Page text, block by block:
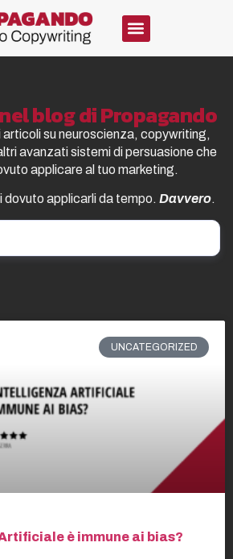
blog di Propagando
articoli su neuroscienza, copywriting,
avanzati sistemi di persuasione che
applicare al tuo marketing.
dovuto applicarli da tempo. Davvero.
UNCATEGORIZED
è immune ai bias?